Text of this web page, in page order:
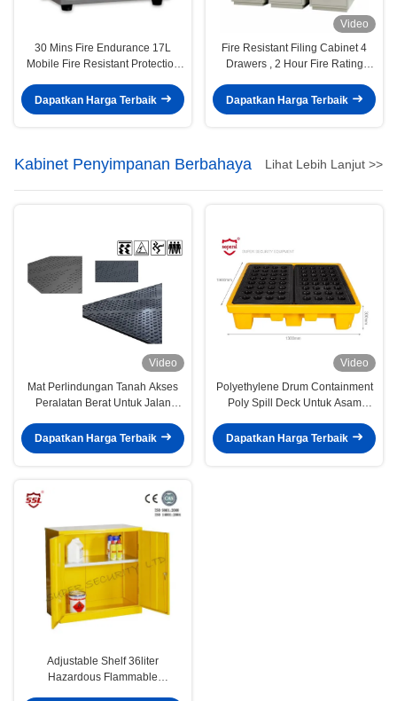
30 Mins Fire Endurance 17L
Mobile Fire Resistant Protection
Resistant Safe Box
Dapatkan Harga Terbaik
Video
Fire Resistant Filing Cabinet 4
Drawers , 2 Hour Fire Rating
Dapatkan Harga Terbaik
Kabinet Penyimpanan Berbahaya Lihat Lebih Lanjut >>
Video
Mat Perlindungan Tanah Akses
Peralatan Berat Untuk Jalan
Dapatkan Harga Terbaik
Video
Polyethylene Drum Containment
Poly Spill Deck Untuk Asam
Dapatkan Harga Terbaik
Adjustable Shelf 36liter
Hazardous Flammable